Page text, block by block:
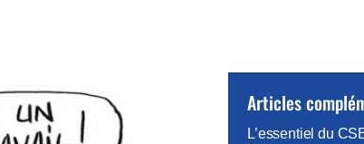
Articles
L’essentiel du